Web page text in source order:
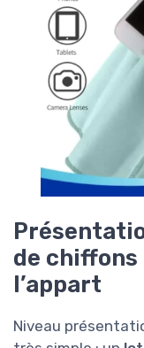
de
l’appart
Niveau